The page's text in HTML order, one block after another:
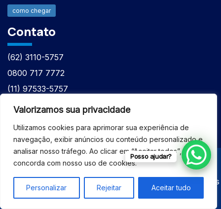
Valorizamos sua privacidade
Utilizamos cookies para aprimorar sua experiência de
navegação, exibir anúncios ou conteúdo personalizado e
analisar nosso tráfego. Ao clicar em “Aceitar todos”, você
concorda com nosso uso de cookies.
Personalizar Rejeitar Aceitar tudo
como chegar
Contato
(62) 3110-5757
0800 717 7772
(11) 97533-5757
(62) 98610-7777
© 2026 - ASSISTÊNCIA TÉCNICA ESPECIALIZADA
EQUIPAMENTOS BRUKER - Todos os direitos reservados
Posso ajudar?